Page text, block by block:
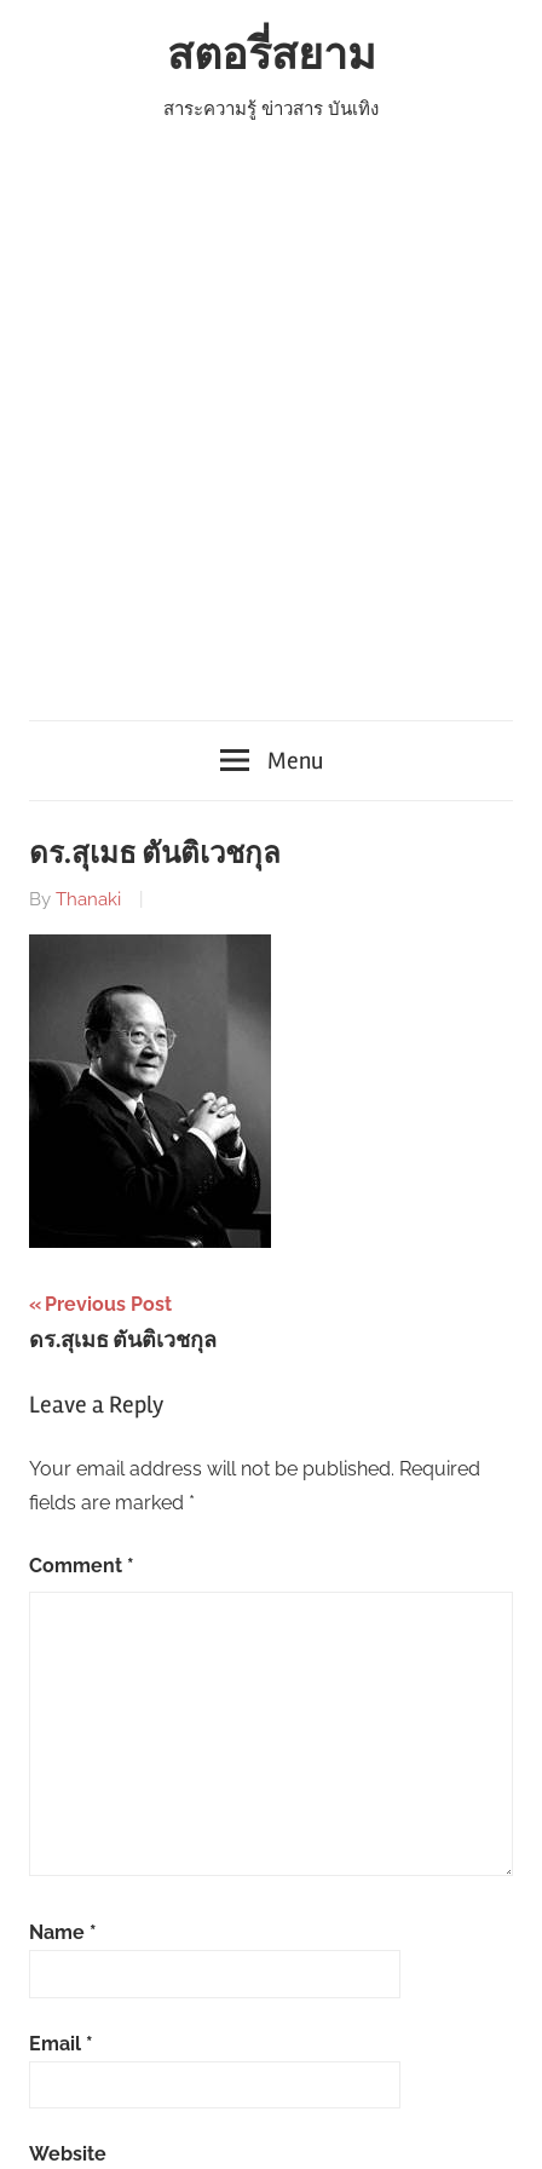
สตอรี่สยาม
สาระความรู้ ข่าวสาร บันเทิง
Menu
ดร.สุเมธ ตันติเวชกุล
By Thanaki
Post
navigation
Previous Post
ดร.สุเมธ ตันติเวชกุล
Leave a Reply
Your email address will not be published. Required
fields are marked *
Comment *
Name *
Email *
Website